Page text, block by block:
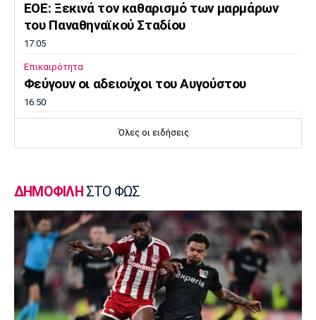
EOE: Ξεκινά τον καθαρισμό των μαρμάρων
του Παναθηναϊκού Σταδίου
17:05
Επικαιρότητα
Φεύγουν οι αδειούχοι του Αυγούστου
16:50
Oλυμπιακός: Αμετακίνητος στα 3 εκατ. ευρώ
Super League 1
Γιώργος Μασούρας: Ανακοινώθηκε από τη
ΝΕΟΜ!
16:20
Πόλο
Ευρωπαϊκό Πρωτάθλημα Νέων Ανδρών:
Αναχώρησε για τη Βουλγαρία η Εθνική
Όλες οι ειδήσεις
ΔΗΜΟΦΙΛΗ ΣΤΟ ΦΩΣ